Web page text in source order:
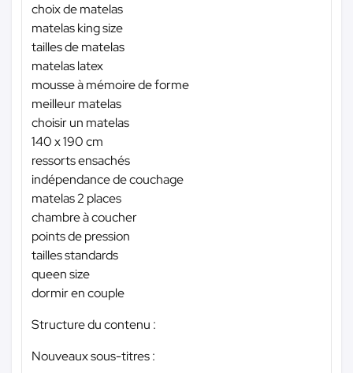
choix de matelas
matelas king size
tailles de matelas
matelas latex
mousse à mémoire de forme
meilleur matelas
choisir un matelas
140 x 190 cm
ressorts ensachés
indépendance de couchage
matelas 2 places
chambre à coucher
points de pression
tailles standards
queen size
dormir en couple
Structure du contenu :
Nouveaux sous-titres :